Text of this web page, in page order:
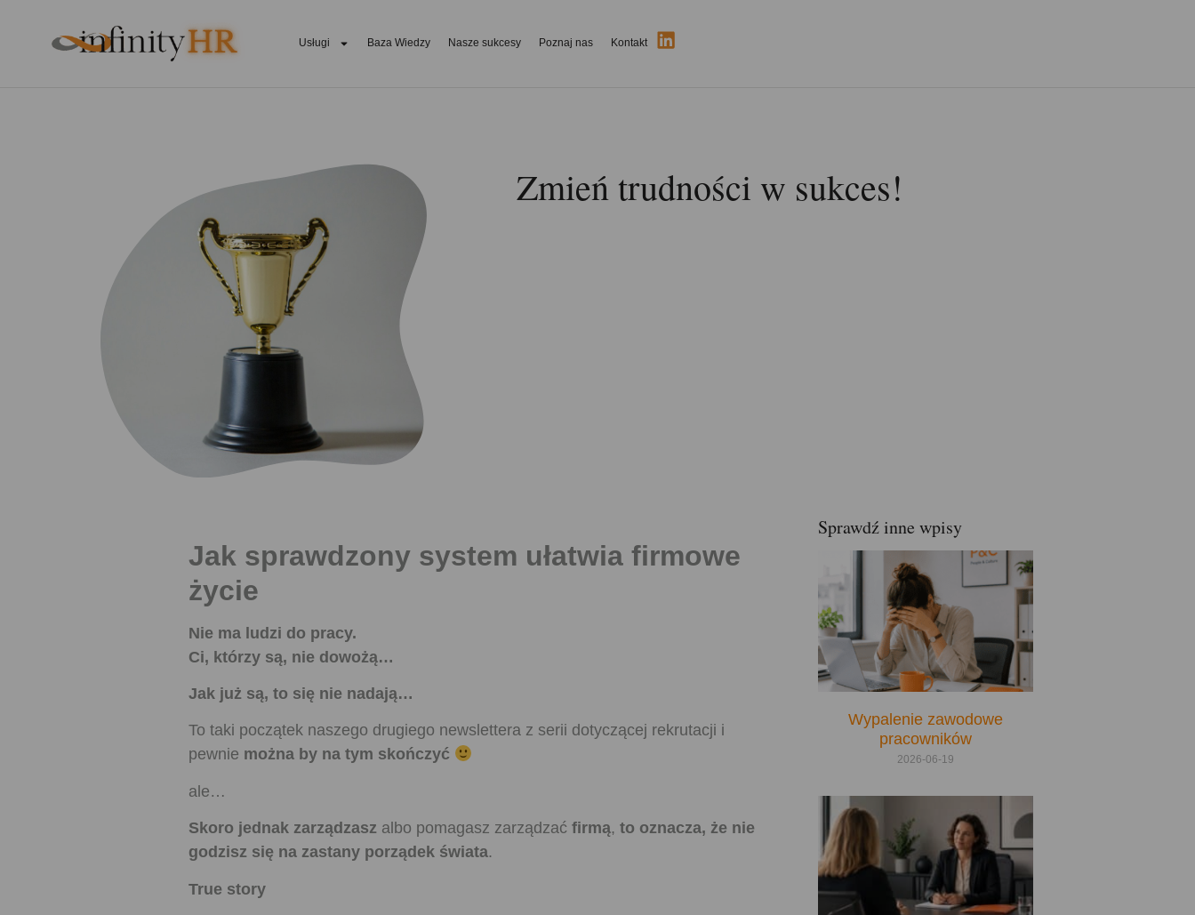
Usługi Baza Wiedzy Nasze sukcesy Poznaj nas Kontakt
Zmień trudności w sukces!
Jak sprawdzony system ułatwia firmowe
życie
Nie ma ludzi do pracy.
Ci, którzy są, nie dowożą…
Jak już są, to się nie nadają…
To taki początek naszego drugiego newslettera z serii dotyczącej rekrutacji i
pewnie można by na tym skończyć
ale…
Skoro jednak zarządzasz albo pomagasz zarządzać firmą, to oznacza, że nie
godzisz się na zastany porządek świata.
True story
Sprawdź inne wpisy
Wypalenie zawodowe
pracowników
2026-06-19